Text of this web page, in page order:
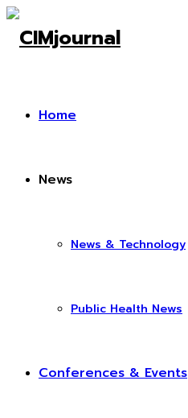
Home
News
News & Technology
Public Health News
Conferences & Events